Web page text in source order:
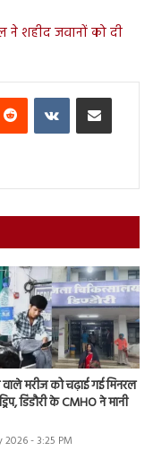
शहीद जवानों को दी
Reddit VKontakteShare via Email
मरीज को चढ़ाई गई मिनरल
डिंडौरी के CMHO ने मानी
2026 - 3:25 PM